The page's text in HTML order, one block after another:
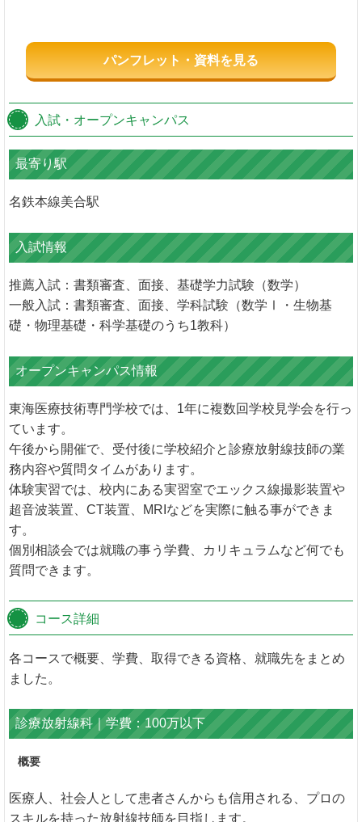
パンフレット・資料を見る
入試・オープンキャンパス
最寄り駅
名鉄本線美合駅
入試情報
推薦入試：書類審査、面接、基礎学力試験（数学）
一般入試：書類審査、面接、学科試験（数学Ⅰ・生物基
礎・物理基礎・科学基礎のうち1教科）
オープンキャンパス情報
東海医療技術専門学校では、1年に複数回学校見学会を行っ
ています。
午後から開催で、受付後に学校紹介と診療放射線技師の業
務内容や質問タイムがあります。
体験実習では、校内にある実習室でエックス線撮影装置や
超音波装置、CT装置、MRIなどを実際に触る事ができま
す。
個別相談会では就職の事う学費、カリキュラムなど何でも
質問できます。
コース詳細
各コースで概要、学費、取得できる資格、就職先をまとめ
ました。
診療放射線科｜学費：100万以下
概要
医療人、社会人として患者さんからも信用される、プロの
スキルを持った放射線技師を目指します。